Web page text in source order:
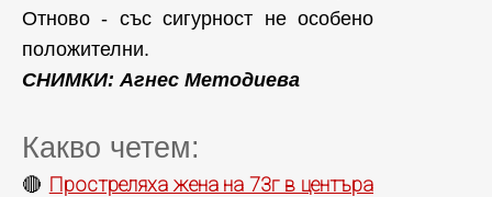
Отново - със сигурност не особено
положителни.
СНИМКИ: Агнес Методиева
Какво четем:
🔴 Простреляха жена на 73г в центъра